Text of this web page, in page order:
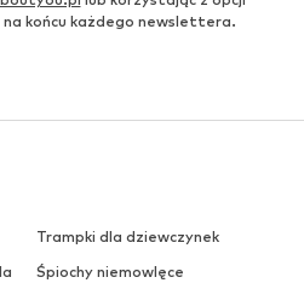
na końcu każdego newslettera.
Trampki dla dziewczynek
Śpiochy niemowlęce